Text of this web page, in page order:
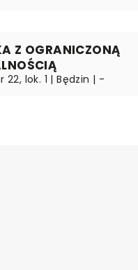
Z OGRANICZONĄ
22, lok. 1 | Będzin | -